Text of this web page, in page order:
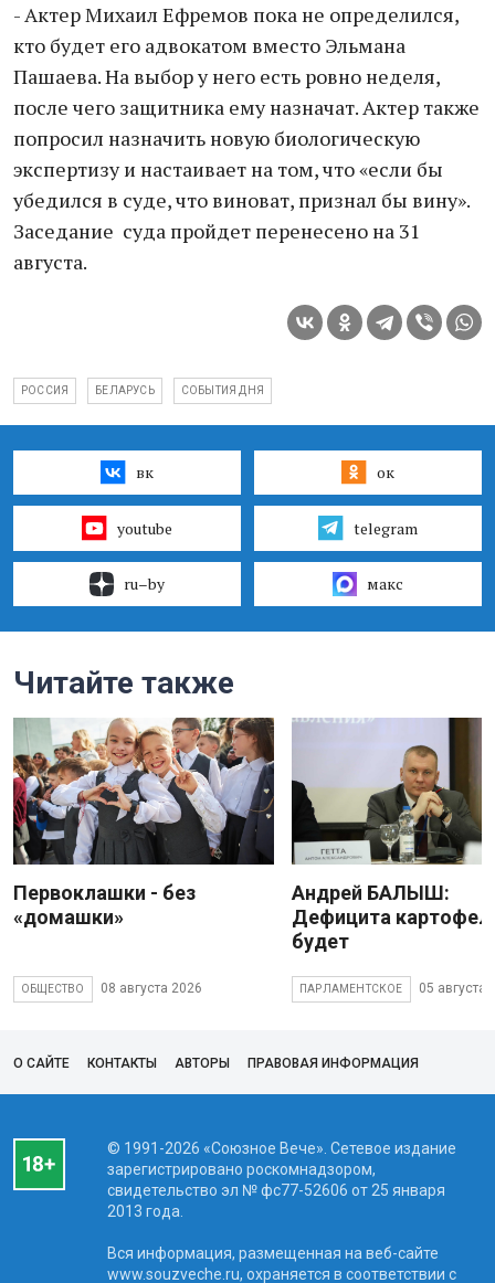
- Актер Михаил Ефремов пока не определился,
кто будет его адвокатом вместо Эльмана
Пашаева. На выбор у него есть ровно неделя,
после чего защитника ему назначат. Актер также
попросил назначить новую биологическую
экспертизу и настаивает на том, что «если бы
убедился в суде, что виноват, признал бы вину».
Заседание суда пройдет перенесено на 31
августа.
РОССИЯ БЕЛАРУСЬ СОБЫТИЯ ДНЯ
вк ок
youtube telegram
ru–by макс
Читайте также
Первоклашки - без
«домашки»
ОБЩЕСТВО 08 августа 2026
Андрей БАЛЫШ:
Дефицита
будет
ПАРЛАМЕНТСКОЕ 05 августа
О САЙТЕ КОНТАКТЫ АВТОРЫ ПРАВОВАЯ ИНФОРМАЦИЯ
© 1991-2026 «Союзное Вече». Сетевое издание
зарегистрировано роскомнадзором,
свидетельство эл № фc77-52606 от 25 января
2013 года.
Вся информация, размещенная на веб-сайте
www.souzveche.ru, охраняется в соответствии с